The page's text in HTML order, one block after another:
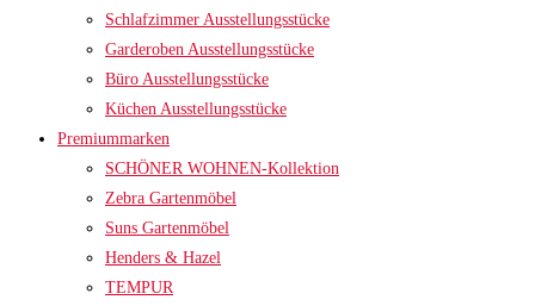
Schlafzimmer Ausstellungsstücke
Garderoben Ausstellungsstücke
Büro Ausstellungsstücke
Küchen Ausstellungsstücke
Premiummarken
SCHÖNER WOHNEN-Kollektion
Zebra Gartenmöbel
Suns Gartenmöbel
Henders & Hazel
TEMPUR